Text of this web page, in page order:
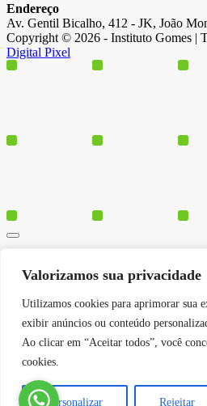
Valorizamos sua privacidade
Utilizamos cookies para aprimorar sua
exibir anúncios ou conteúdo
Ao clicar em “Aceitar todos”, você
cookies.
Personalizar Rejeitar
Endereço
Av. Gentil Bicalho, 412 - JK, João
Copyright © 2026 - Instituto Gomes |
Digital Pixel
Polos
Institucional